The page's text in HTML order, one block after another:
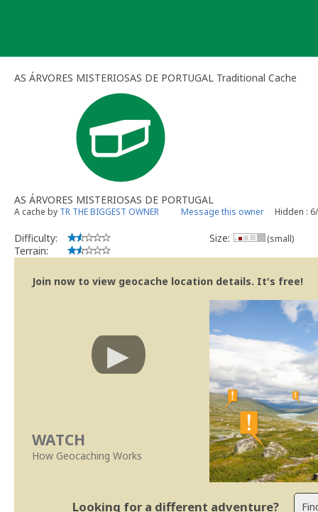
AS ÁRVORES MISTERIOSAS DE PORTUGAL Traditional Cache
AS ÁRVORES MISTERIOSAS DE PORTUGAL
A cache by TR THE BIGGEST OWNER Message this owner Hidden :
Difficulty:
Terrain:
Size: (small)
Join now to view geocache location details. It's free!
WATCH
How Geocaching Works
Looking for a different adventure?